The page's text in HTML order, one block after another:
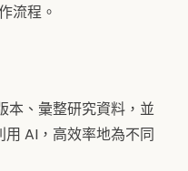
流程。
本、彙整研究資料，並
AI，高效率地為不同